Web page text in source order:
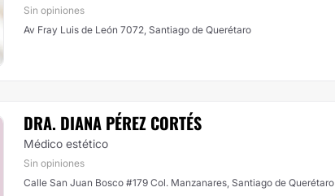
Sin opiniones
Av Fray Luis de León 7072, Santiago de Querétaro
DRA. DIANA PÉREZ CORTÉS
Médico estético
Sin opiniones
Calle San Juan Bosco #179 Col. Manzanares, Santiago de Querétaro